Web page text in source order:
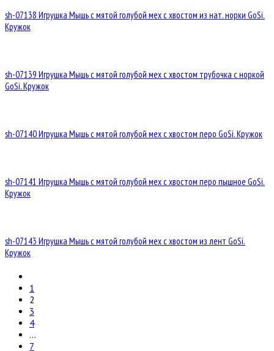
sh-07138 Игрушка Мышь с мятой голубой мех с хвостом из нат. норки GoSi.
Кружок
sh-07139 Игрушка Мышь с мятой голубой мех с хвостом трубочка с норкой
GoSi. Кружок
sh-07140 Игрушка Мышь с мятой голубой мех с хвостом перо GoSi. Кружок
sh-07141 Игрушка Мышь с мятой голубой мех с хвостом перо пышное GoSi.
Кружок
sh-07143 Игрушка Мышь с мятой голубой мех с хвостом из лент GoSi.
Кружок
1
2
3
4
…
7